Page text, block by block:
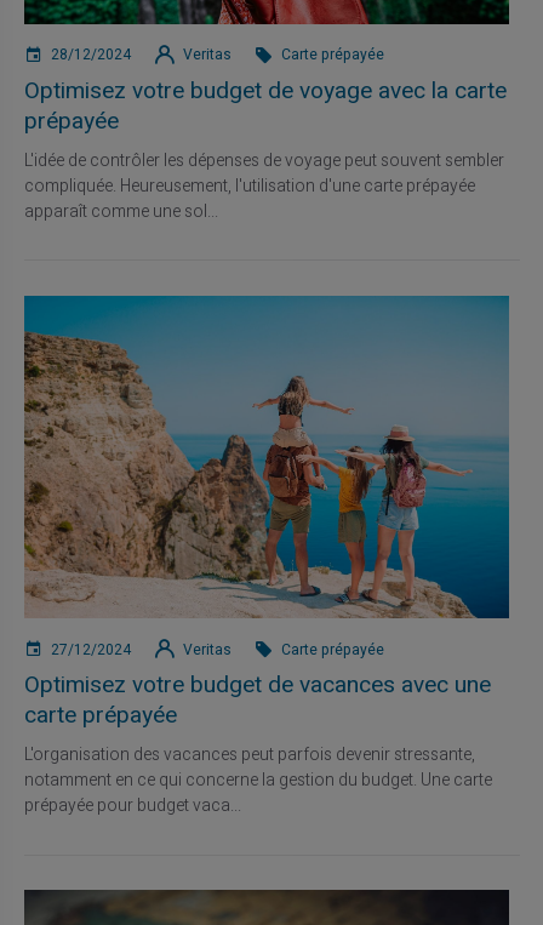
28/12/2024 Veritas Carte prépayée
Optimisez votre budget de voyage avec la carte
prépayée
L'idée de contrôler les dépenses de voyage peut souvent sembler
compliquée. Heureusement, l'utilisation d'une carte prépayée
apparaît comme une sol...
27/12/2024 Veritas Carte prépayée
Optimisez votre budget de vacances avec une
carte prépayée
L'organisation des vacances peut parfois devenir stressante,
notamment en ce qui concerne la gestion du budget. Une carte
prépayée pour budget vaca...